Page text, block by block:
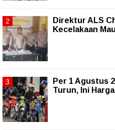
Direktur ALS
Kecelakaan
Per 1 Agustus
Turun, Ini